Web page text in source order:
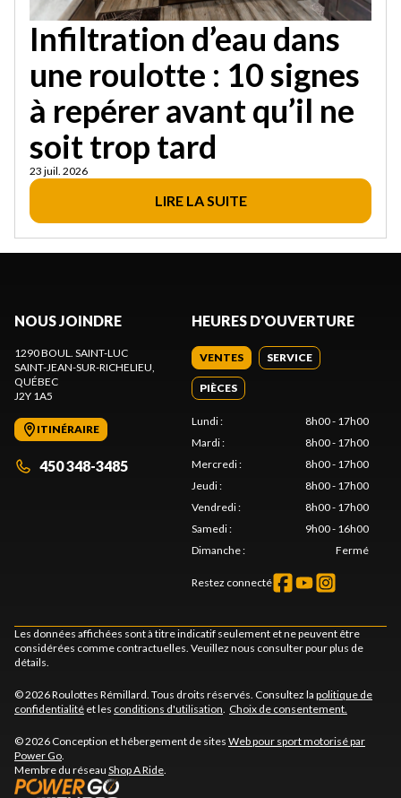
Infiltration d’eau dans
une roulotte : 10 signes
à repérer avant qu’il ne
soit trop tard
23 juil. 2026
LIRE LA SUITE
NOUS JOINDRE
1290 BOUL. SAINT-LUC
SAINT-JEAN-SUR-RICHELIEU,
QUÉBEC
J2Y 1A5
ITINÉRAIRE
450 348-3485
HEURES D'OUVERTURE
VENTES SERVICE
PIÈCES
Lundi:
8h00 - 17h00
Mardi:
8h00 - 17h00
Mercredi:
8h00 - 17h00
Jeudi:
8h00 - 17h00
Vendredi:
8h00 - 17h00
Samedi:
9h00 - 16h00
Dimanche: Fermé
Restez connecté
Les données affichées sont à titre indicatif seulement et ne peuvent être
considérées comme contractuelles. Veuillez nous consulter pour plus de
détails.
© 2026 Roulottes Rémillard. Tous droits réservés. Consultez la politique de
confidentialité et les conditions d'utilisation. Choix de consentement.
© 2026 Conception et hébergement de sites Web pour sport motorisé par
Power Go.
Membre du réseau Shop A Ride.